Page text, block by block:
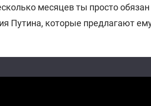
месяцев ты просто
Путина, которые предлагают